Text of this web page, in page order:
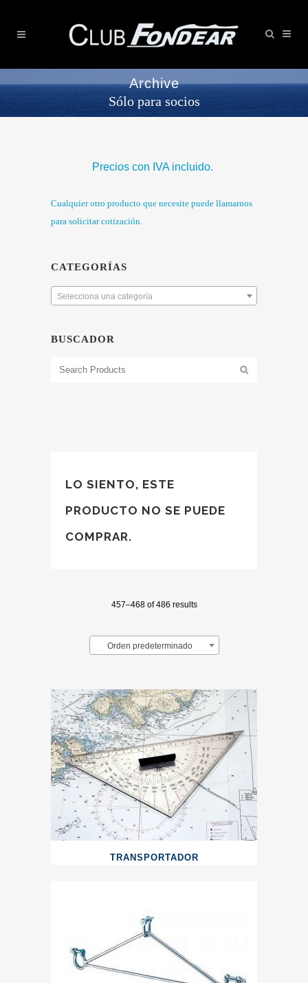
Archive
Sólo para socios
Precios con IVA incluido.
Cualquier otro producto que necesite puede llamarnos
para solicitar cotización.
CATEGORÍAS
Selecciona una categoría
BUSCADOR
LO SIENTO, ESTE
PRODUCTO NO SE PUEDE
COMPRAR.
457–468 of 486 results
Orden predeterminado
TRANSPORTADOR